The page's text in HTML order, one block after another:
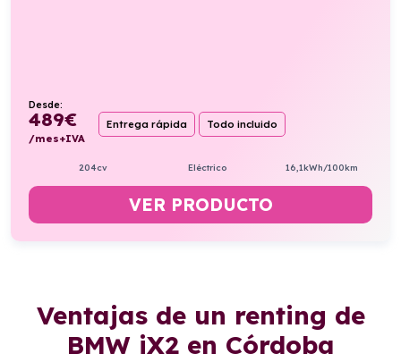
Desde:
489€
/mes+IVA
Entrega rápida Todo incluido
204cv Eléctrico 16,1kWh/100km
VER PRODUCTO
Ventajas de un renting de
BMW iX2 en Córdoba